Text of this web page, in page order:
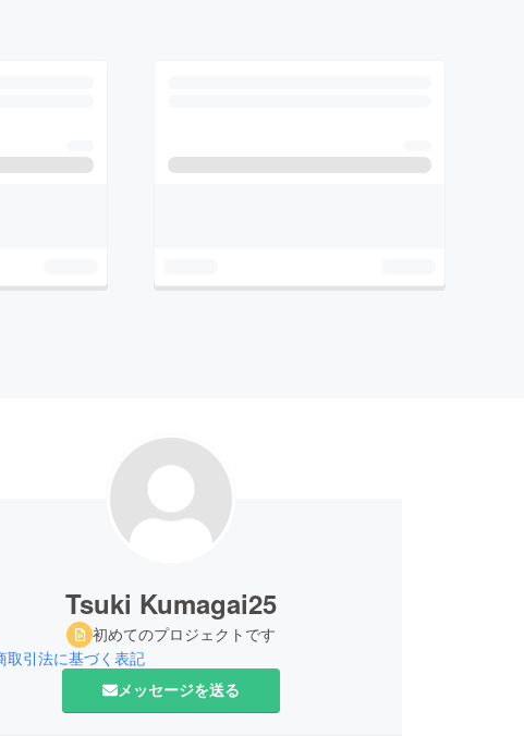
Tsuki Kumagai25
初めてのプロジェクトです
取引法に基づく表記
メッセージを送る